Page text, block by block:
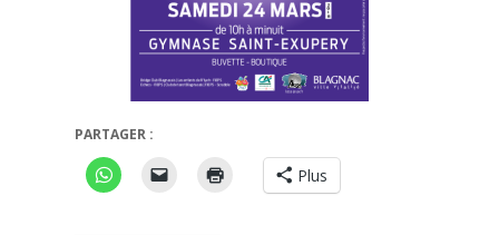
PARTAGER :
Plus